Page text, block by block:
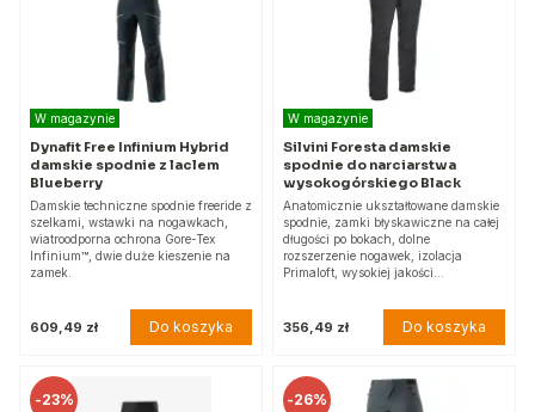
W magazynie
Dynafit Free Infinium Hybrid
damskie spodnie z laclem
Blueberry
Damskie techniczne spodnie freeride z
szelkami, wstawki na nogawkach,
wiatroodporna ochrona Gore-Tex
Infinium™, dwie duże kieszenie na
zamek.
609,49 zł Do koszyka
W magazynie
Silvini Foresta damskie
spodnie do narciarstwa
wysokogórskiego Black
Anatomicznie ukształtowane damskie
spodnie, zamki błyskawiczne na całej
długości po bokach, dolne
rozszerzenie nogawek, izolacja
Primaloft, wysokiej jakości…
356,49 zł Do koszyka
-23% -26%